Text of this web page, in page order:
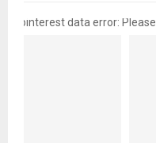
pinterest data error: